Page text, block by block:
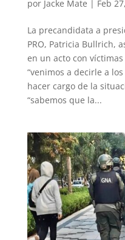
por Jacke Mate | Feb
La precandidata a
PRO, Patricia Bullrich,
en un acto con
“venimos a decirle a
hacer cargo de la
“sabemos que la...